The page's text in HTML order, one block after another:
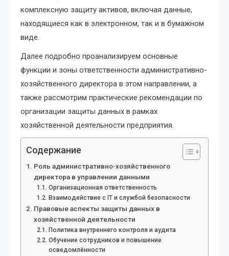
комплексную защиту активов, включая данные,
находящиеся как в электронном, так и в бумажном
виде.
Далее подробно проанализируем основные
функции и зоны ответственности административно-
хозяйственного директора в этом направлении, а
также рассмотрим практические рекомендации по
организации защиты данных в рамках
хозяйственной деятельности предприятия.
Содержание
Роль административно-хозяйственного
директора в управлении данными
Организационная ответственность
Взаимодействие с IT и службой безопасности
Правовые аспекты защиты данных в
хозяйственной деятельности
Политика внутреннего контроля и аудита
Обучение сотрудников и повышение
осведомлённости